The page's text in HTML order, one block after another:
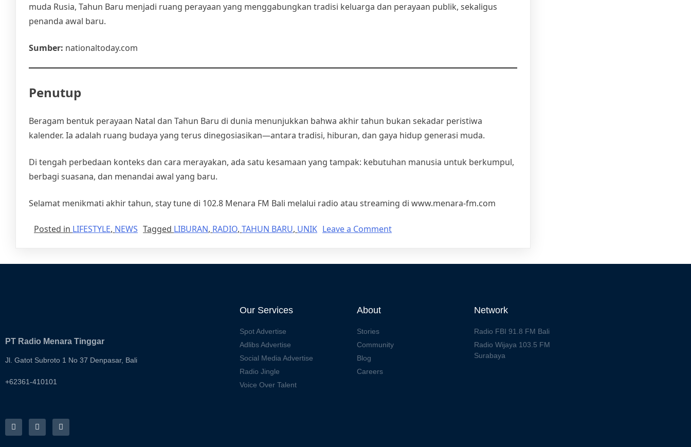
muda Rusia, Tahun Baru menjadi ruang perayaan yang menggabungkan tradisi keluarga dan perayaan publik, sekaligus
penanda awal baru.
Sumber: nationaltoday.com
Penutup
Beragam bentuk perayaan Natal dan Tahun Baru di dunia menunjukkan bahwa akhir tahun bukan sekadar peristiwa
kalender. Ia adalah ruang budaya yang terus dinegosiasikan—antara tradisi, hiburan, dan gaya hidup generasi muda.
Di tengah perbedaan konteks dan cara merayakan, ada satu kesamaan yang tampak: kebutuhan manusia untuk berkumpul,
berbagi suasana, dan menandai awal yang baru.
Selamat menikmati akhir tahun, stay tune di 102.8 Menara FM Bali melalui radio atau streaming di www.menara-fm.com
Posted in LIFESTYLE, NEWS Tagged LIBURAN, RADIO, TAHUN BARU, UNIK Leave a Comment
PT Radio Menara Tinggar
Jl. Gatot Subroto 1 No 37 Denpasar, Bali
+62361-410101
Our Services
Spot Advertise
Adlibs Advertise
Social Media Advertise
Radio Jingle
Voice Over Talent
About
Stories
Community
Blog
Careers
Network
Radio FBI 91.8 FM Bali
Radio Wijaya 103.5 FM
Surabaya